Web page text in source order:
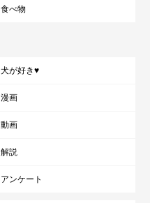
食べ物
犬が好き♥
漫画
動画
解説
アンケート